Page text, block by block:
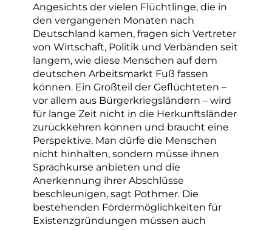
Angesichts der vielen Flüchtlinge, die in
den vergangenen Monaten nach
Deutschland kamen, fragen sich Vertreter
von Wirtschaft, Politik und Verbänden seit
langem, wie diese Menschen auf dem
deutschen Arbeitsmarkt Fuß fassen
können. Ein Großteil der Geflüchteten –
vor allem aus Bürgerkriegsländern – wird
für lange Zeit nicht in die Herkunftsländer
zurückkehren können und braucht eine
Perspektive. Man dürfe die Menschen
nicht hinhalten, sondern müsse ihnen
Sprachkurse anbieten und die
Anerkennung ihrer Abschlüsse
beschleunigen, sagt Pothmer. Die
bestehenden Fördermöglichkeiten für
Existenzgründungen müssen auch